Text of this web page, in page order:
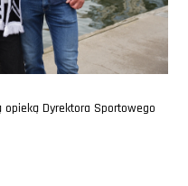
Dyrektora Sportowego